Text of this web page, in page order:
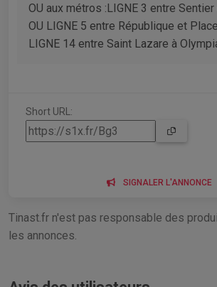
OU aux métros :LIGNE 3 entre
OU LIGNE 5 entre République et
LIGNE 14 entre Saint Lazare à
Short URL:
SIGNALER L'ANNONCE
Tinast.fr n'est pas responsable des
les annonces.